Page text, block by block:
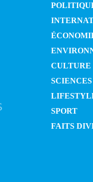
CULTURE
SPORT
FAITS